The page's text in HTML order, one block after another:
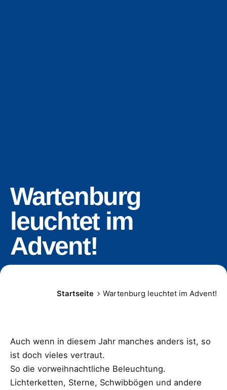
Wartenburg
leuchtet im
Advent!
Startseite Wartenburg leuchtet im Advent!
Auch wenn in diesem Jahr manches anders ist, so
ist doch vieles vertraut.
So die vorweihnachtliche Beleuchtung.
Lichterketten, Sterne, Schwibbögen und andere